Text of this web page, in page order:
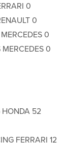
0
0
0
0
HONDA 52
FERRARI 12